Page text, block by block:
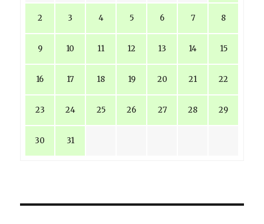
2 3 4 5 6 7 8
9 10 11 12 13 14 15
16 17 18 19 20 21 22
23 24 25 26 27 28 29
30 31